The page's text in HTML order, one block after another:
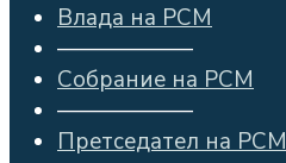
Влада на РСМ
——————
Собрание на РСМ
——————
Претседател на РСМ